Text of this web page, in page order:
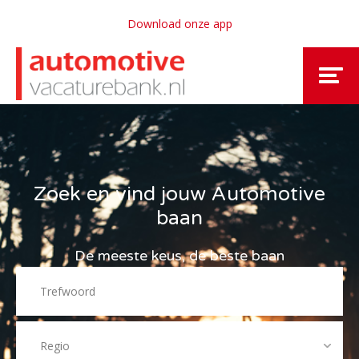
Download onze app
Zoek en vind jouw Automotive
baan
De meeste keus, de beste baan